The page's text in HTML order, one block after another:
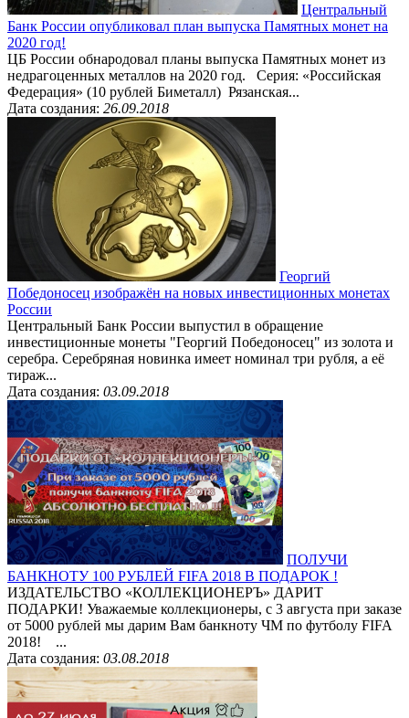
Центральный
Банк России опубликовал план выпуска Памятных монет на
2020 год!
ЦБ России обнародовал планы выпуска Памятных монет из
недрагоценных металлов на 2020 год. Серия: «Российская
Федерация» (10 рублей Биметалл) Рязанская...
Дата создания: 26.09.2018
Георгий
Победоносец изображён на новых инвестиционных монетах
России
Центральный Банк России выпустил в обращение
инвестиционные монеты "Георгий Победоносец" из золота и
серебра. Серебряная новинка имеет номинал три рубля, а её
тираж...
Дата создания: 03.09.2018
ПОЛУЧИ
БАНКНОТУ 100 РУБЛЕЙ FIFA 2018 В ПОДАРОК !
ИЗДАТЕЛЬСТВО «КОЛЛЕКЦИОНЕРЪ» ДАРИТ
ПОДАРКИ! Уважаемые коллекционеры, с 3 августа при заказе
от 5000 рублей мы дарим Вам банкноту ЧМ по футболу FIFA
2018! ...
Дата создания: 03.08.2018